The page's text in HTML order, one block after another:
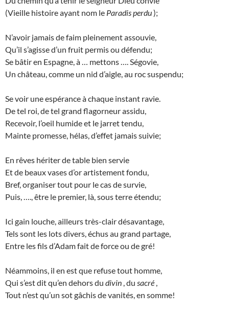
(Vieille histoire ayant nom le Paradis perdu);
N’avoir jamais de faim pleinement assouvie,
Qu’il s’agisse d’un fruit permis ou défendu;
Se bâtir en Espagne, à … mettons …. Ségovie,
Un château, comme un nid d’aigle, au roc suspendu;
Se voir une espérance à chaque instant ravie.
De tel roi, de tel grand flagorneur assidu,
Recevoir, l’oeil humide et le jarret tendu,
Mainte promesse, hélas, d’effet jamais suivie;
En rêves hériter de table bien servie
Et de beaux vases d’or artistement fondu,
Bref, organiser tout pour le cas de survie,
Puis, …., être le premier, là, sous terre étendu;
Ici gain louche, ailleurs très-clair désavantage,
Tels sont les lots divers, échus au grand partage,
Entre les fils d’Adam fait de force ou de gré!
Néammoins, il en est que refuse tout homme,
Qui s’est dit qu’en dehors du divin , du sacré ,
Tout n’est qu’un sot gâchis de vanités, en somme!